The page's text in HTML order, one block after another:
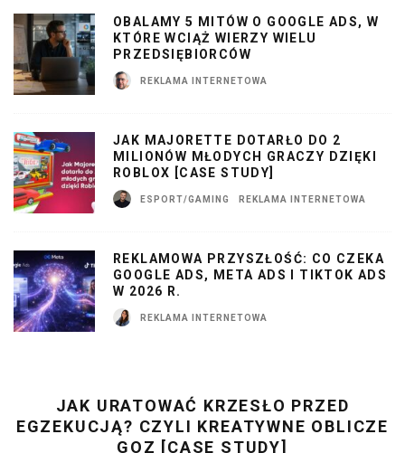
OBALAMY 5 MITÓW O GOOGLE ADS, W
KTÓRE WCIĄŻ WIERZY WIELU
PRZEDSIĘBIORCÓW
REKLAMA INTERNETOWA
JAK MAJORETTE DOTARŁO DO 2
MILIONÓW MŁODYCH GRACZY DZIĘKI
ROBLOX [CASE STUDY]
ESPORT/GAMING REKLAMA INTERNETOWA
REKLAMOWA PRZYSZŁOŚĆ: CO CZEKA
GOOGLE ADS, META ADS I TIKTOK ADS
W 2026 R.
REKLAMA INTERNETOWA
JAK URATOWAĆ KRZESŁO PRZED
EGZEKUCJĄ? CZYLI KREATYWNE OBLICZE
GOZ [CASE STUDY]